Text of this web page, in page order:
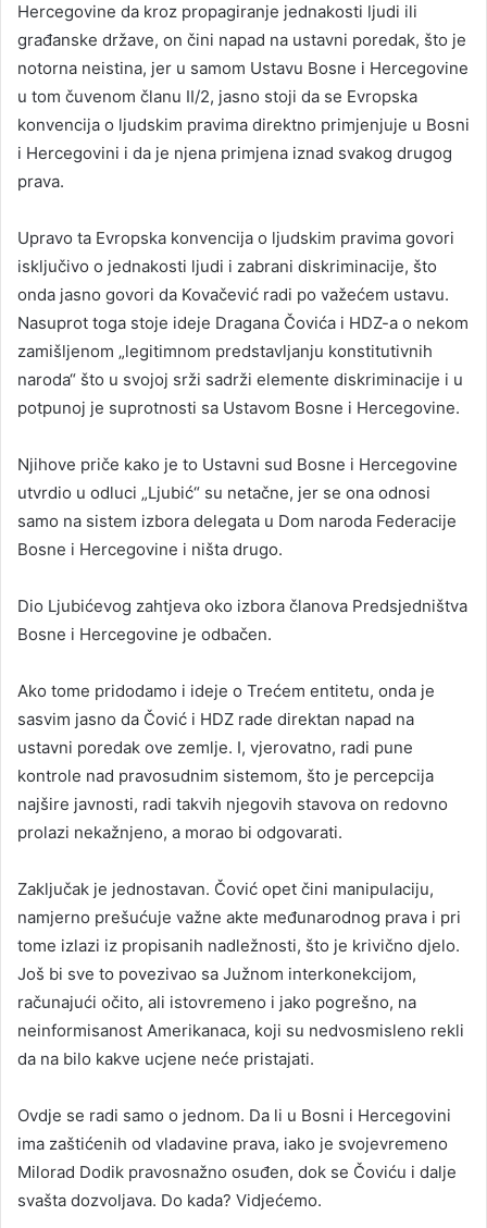
Hercegovine da kroz propagiranje jednakosti ljudi ili
građanske države, on čini napad na ustavni poredak, što je
notorna neistina, jer u samom Ustavu Bosne i Hercegovine
u tom čuvenom članu II/2, jasno stoji da se Evropska
konvencija o ljudskim pravima direktno primjenjuje u Bosni
i Hercegovini i da je njena primjena iznad svakog drugog
prava.
Upravo ta Evropska konvencija o ljudskim pravima govori
isključivo o jednakosti ljudi i zabrani diskriminacije, što
onda jasno govori da Kovačević radi po važećem ustavu.
Nasuprot toga stoje ideje Dragana Čovića i HDZ-a o nekom
zamišljenom „legitimnom predstavljanju konstitutivnih
naroda“ što u svojoj srži sadrži elemente diskriminacije i u
potpunoj je suprotnosti sa Ustavom Bosne i Hercegovine.
Njihove priče kako je to Ustavni sud Bosne i Hercegovine
utvrdio u odluci „Ljubić“ su netačne, jer se ona odnosi
samo na sistem izbora delegata u Dom naroda Federacije
Bosne i Hercegovine i ništa drugo.
Dio Ljubićevog zahtjeva oko izbora članova Predsjedništva
Bosne i Hercegovine je odbačen.
Ako tome pridodamo i ideje o Trećem entitetu, onda je
sasvim jasno da Čović i HDZ rade direktan napad na
ustavni poredak ove zemlje. I, vjerovatno, radi pune
kontrole nad pravosudnim sistemom, što je percepcija
najšire javnosti, radi takvih njegovih stavova on redovno
prolazi nekažnjeno, a morao bi odgovarati.
Zaključak je jednostavan. Čović opet čini manipulaciju,
namjerno prešućuje važne akte međunarodnog prava i pri
tome izlazi iz propisanih nadležnosti, što je krivično djelo.
Još bi sve to povezivao sa Južnom interkonekcijom,
računajući očito, ali istovremeno i jako pogrešno, na
neinformisanost Amerikanaca, koji su nedvosmisleno rekli
da na bilo kakve ucjene neće pristajati.
Ovdje se radi samo o jednom. Da li u Bosni i Hercegovini
ima zaštićenih od vladavine prava, iako je svojevremeno
Milorad Dodik pravosnažno osuđen, dok se Čoviću i dalje
svašta dozvoljava. Do kada? Vidjećemo.